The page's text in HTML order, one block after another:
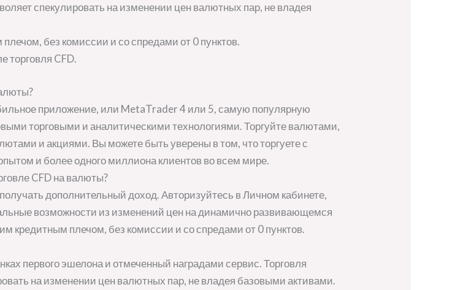
спекулировать на изменении цен валютных пар, не владея
без комиссии и со спредами от 0 пунктов.
торговля CFD.
приложение, или MetaTrader 4 или 5, самую популярную
торговыми и аналитическими технологиями. Торгуйте валютами,
и акциями. Вы можете быть уверены в том, что торгуете с
и более одного миллиона клиентов во всем мире.
CFD на валюты?
дополнительный доход. Авторизуйтесь в Личном кабинете,
возможности из изменений цен на динамично развивающемся
кредитным плечом, без комиссии и со спредами от 0 пунктов.
первого эшелона и отмеченный наградами сервис. Торговля
на изменении цен валютных пар, не владея базовыми активами.